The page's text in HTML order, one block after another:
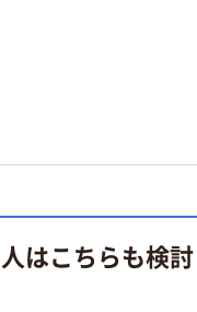
はこちらも検